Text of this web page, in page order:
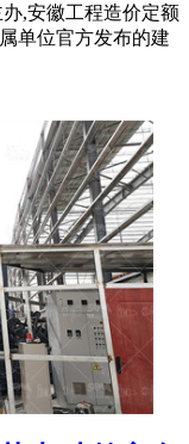
,安徽工程造价定额
单位官方发布的建